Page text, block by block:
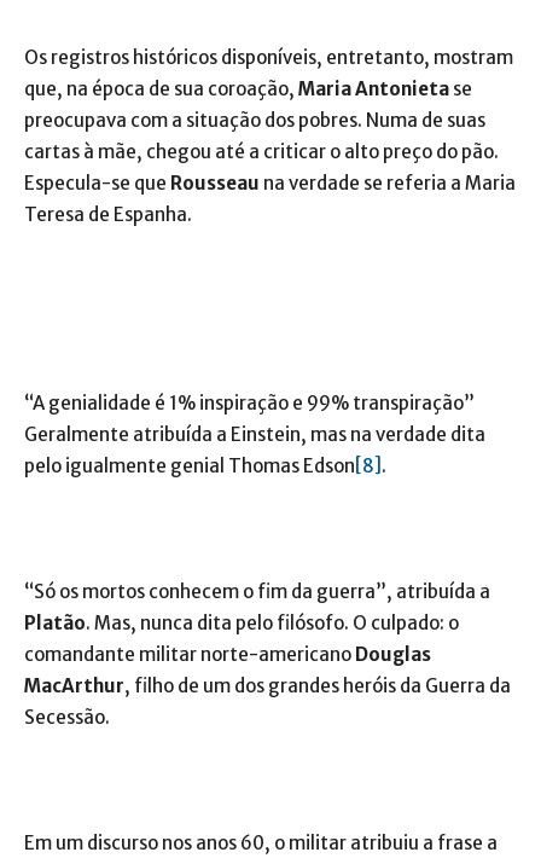
Os registros históricos disponíveis, entretanto, mostram
que, na época de sua coroação, Maria Antonieta se
preocupava com a situação dos pobres. Numa de suas
cartas à mãe, chegou até a criticar o alto preço do pão.
Especula-se que Rousseau na verdade se referia a Maria
Teresa de Espanha.
“A genialidade é 1% inspiração e 99% transpiração”
Geralmente atribuída a Einstein, mas na verdade dita
pelo igualmente genial Thomas Edson [8] .
“Só os mortos conhecem o fim da guerra”, atribuída a
Platão. Mas, nunca dita pelo filósofo. O culpado: o
comandante militar norte-americano Douglas
MacArthur, filho de um dos grandes heróis da Guerra da
Secessão.
Em um discurso nos anos 60, o militar atribuiu a frase a